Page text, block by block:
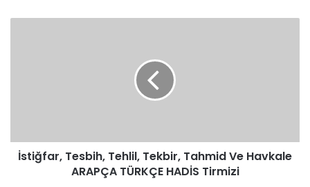
TÜRKÇE
HADİS
İstiğfar, Tesbih, Tehlil, Tekbir, Tahmid Ve Havkale
ARAPÇA TÜRKÇE HADİS Tirmizi